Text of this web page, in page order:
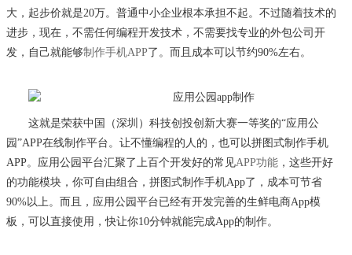
大，起步价就是20万。普通中小企业根本承担不起。不过随着技术的
进步，现在，不需任何编程开发技术，不需要找专业的外包公司开
发，自己就能够制作手机APP了。而且成本可以节约90%左右。
这就是荣获中国（深圳）科技创投创新大赛一等奖的“应用公
园”APP在线制作平台。让不懂编程的人的，也可以拼图式制作手机
APP。应用公园平台汇聚了上百个开发好的常见APP功能 ，这些开好
的功能模块，你可自由组合，拼图式制作手机App了，成本可节省
90%以上。而且，应用公园平台已经有开发完善的生鲜电商App模
板，可以直接使用，快让你10分钟就能完成App的制作。